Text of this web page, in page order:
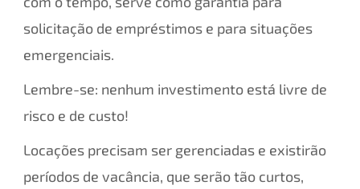
solicitação de empréstimos e para situações
emergenciais.
Lembre-se: nenhum investimento está livre de
risco e de custo!
Locações precisam ser gerenciadas e existirão
períodos de vacância, que serão tão curtos,